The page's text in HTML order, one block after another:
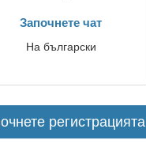
Започнете чат
На български
регистрацията